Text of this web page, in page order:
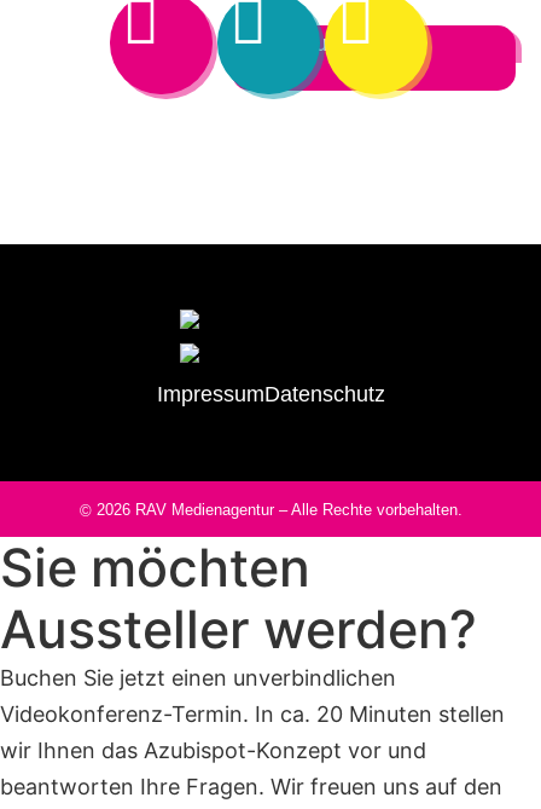
Ich bin Aussteller
ImpressumDatenschutz
©2026 RAV Medienagentur– Alle Rechte vorbehalten.
Sie möchten
Aussteller werden?
Buchen Sie jetzt einen unverbindlichen
Videokonferenz-Termin. In ca. 20 Minuten stellen
wir Ihnen das Azubispot-Konzept vor und
beantworten Ihre Fragen. Wir freuen uns auf den